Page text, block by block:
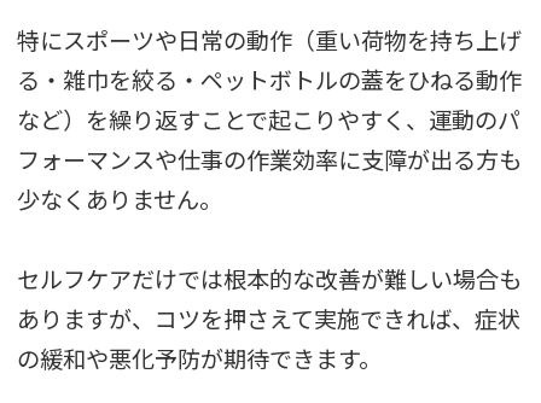
特にスポーツや日常の動作（重い荷物を持ち上げ
る・雑巾を絞る・ペットボトルの蓋をひねる動作
など）を繰り返すことで起こりやすく、運動のパ
フォーマンスや仕事の作業効率に支障が出る方も
少なくありません。
セルフケアだけでは根本的な改善が難しい場合も
ありますが、コツを押さえて実施できれば、症状
の緩和や悪化予防が期待できます。